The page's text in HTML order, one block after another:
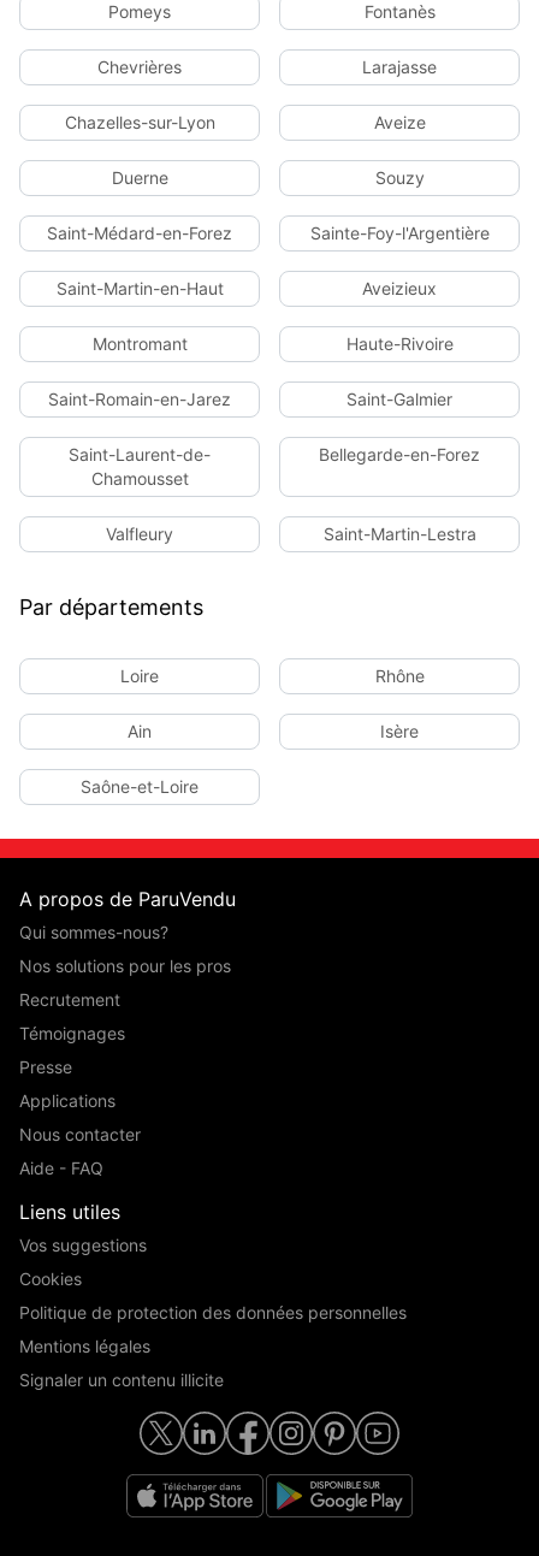
Pomeys Fontanès
Chevrières Larajasse
Chazelles-sur-Lyon Aveize
Duerne Souzy
Saint-Médard-en-Forez Sainte-Foy-l'Argentière
Saint-Martin-en-Haut Aveizieux
Montromant Haute-Rivoire
Saint-Romain-en-Jarez Saint-Galmier
Saint-Laurent-de-
Chamousset
Bellegarde-en-Forez
Valfleury Saint-Martin-Lestra
Par départements
Loire Rhône
Ain Isère
Saône-et-Loire
A propos de ParuVendu
Qui sommes-nous?
Nos solutions pour les pros
Recrutement
Témoignages
Presse
Applications
Nous contacter
Aide - FAQ
Liens utiles
Vos suggestions
Cookies
Politique de protection des données personnelles
Mentions légales
Signaler un contenu illicite